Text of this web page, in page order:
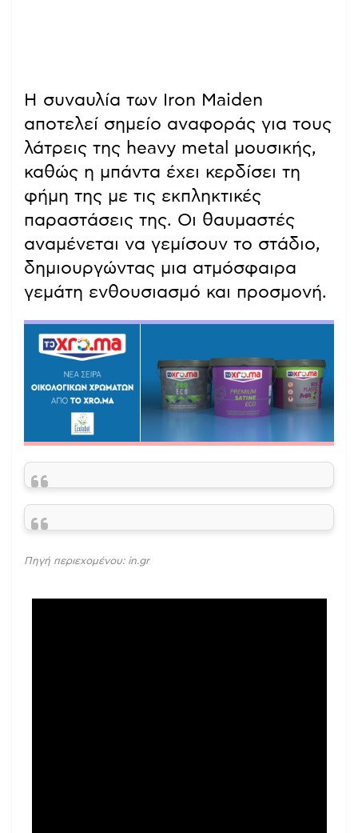
Η συναυλία των Iron Maiden
αποτελεί σημείο αναφοράς για τους
λάτρεις της heavy metal μουσικής,
καθώς η μπάντα έχει κερδίσει τη
φήμη της με τις εκπληκτικές
παραστάσεις της. Οι θαυμαστές
αναμένεται να γεμίσουν το στάδιο,
δημιουργώντας μια ατμόσφαιρα
γεμάτη ενθουσιασμό και προσμονή.
Πηγή περιεχομένου: in.gr